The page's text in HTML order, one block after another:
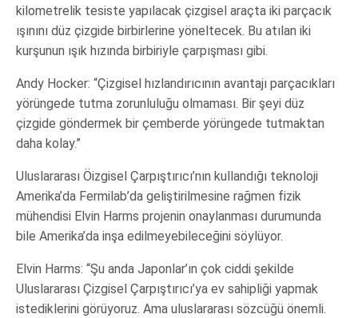
kilometrelik tesiste yapılacak çizgisel araçta iki parçacık
ışınını düz çizgide birbirlerine yöneltecek. Bu atılan iki
kurşunun ışık hızında birbiriyle çarpışması gibi.
Andy Hocker: “Çizgisel hızlandırıcının avantajı parçacıkları
yörüngede tutma zorunluluğu olmaması. Bir şeyi düz
çizgide göndermek bir çemberde yörüngede tutmaktan
daha kolay.”
Uluslararası Öizgisel Çarpıştırıcı’nın kullandığı teknoloji
Amerika’da Fermilab’da geliştirilmesine rağmen fizik
mühendisi Elvin Harms projenin onaylanması durumunda
bile Amerika’da inşa edilmeyebileceğini söylüyor.
Elvin Harms: “Şu anda Japonlar’ın çok ciddi şekilde
Uluslararası Çizgisel Çarpıştırıcı’ya ev sahipliği yapmak
istediklerini görüyoruz. Ama uluslararası sözcüğü önemli.